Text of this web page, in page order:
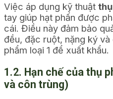
Việc áp dụng kỹ thuật
tay giúp hạt phấn được
cái. Điều này đảm bảo
đều, đặc ruột, nặng ký
phẩm loại 1 để xuất khẩu.
1.2. Hạn chế của thụ
và côn trùng)